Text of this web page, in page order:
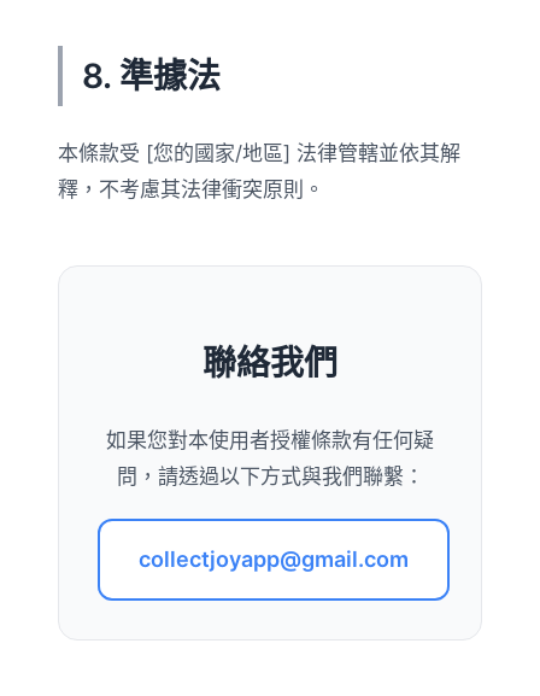
8. 準據法
本條款受 [您的國家/地區] 法律管轄並依其解
釋，不考慮其法律衝突原則。
聯絡我們
如果您對本使用者授權條款有任何疑
問，請透過以下方式與我們聯繫：
collectjoyapp@gmail.com